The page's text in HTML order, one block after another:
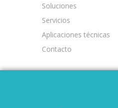
Soluciones
Servicios
Aplicaciones técnicas
Contacto